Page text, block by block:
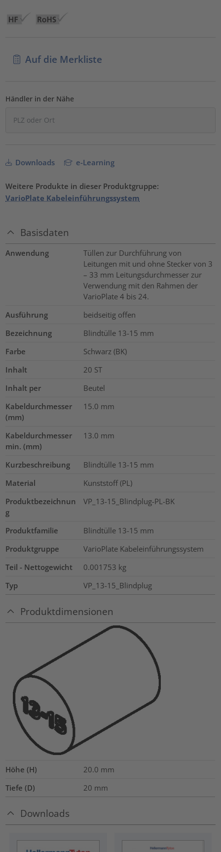
Auf die Merkliste
Händler in der Nähe
Downloads e-Learning
Weitere Produkte in dieser Produktgruppe:
VarioPlate Kabeleinführungssystem
Basisdaten
Anwendung
Tüllen zur Durchführung von
Leitungen mit und ohne Stecker von 3
– 33 mm Leitungsdurchmesser zur
Verwendung mit den Rahmen der
VarioPlate 4 bis 24.
Ausführung
beidseitig offen
Bezeichnung
Blindtülle 13-15 mm
Farbe
Schwarz (BK)
Inhalt
20 ST
Inhalt per
Beutel
Kabeldurchmesser
(mm)
15.0 mm
Kabeldurchmesser
min. (mm)
13.0 mm
Kurzbeschreibung
Blindtülle 13-15 mm
Material
Kunststoff (PL)
Produktbezeichnun
g
VP_13-15_Blindplug-PL-BK
Produktfamilie
Blindtülle 13-15 mm
Produktgruppe
VarioPlate Kabeleinführungssystem
Teil - Nettogewicht
0.001753 kg
Typ
VP_13-15_Blindplug
Produktdimensionen
Höhe (H) 20.0 mm
Tiefe (D)
20 mm
Downloads